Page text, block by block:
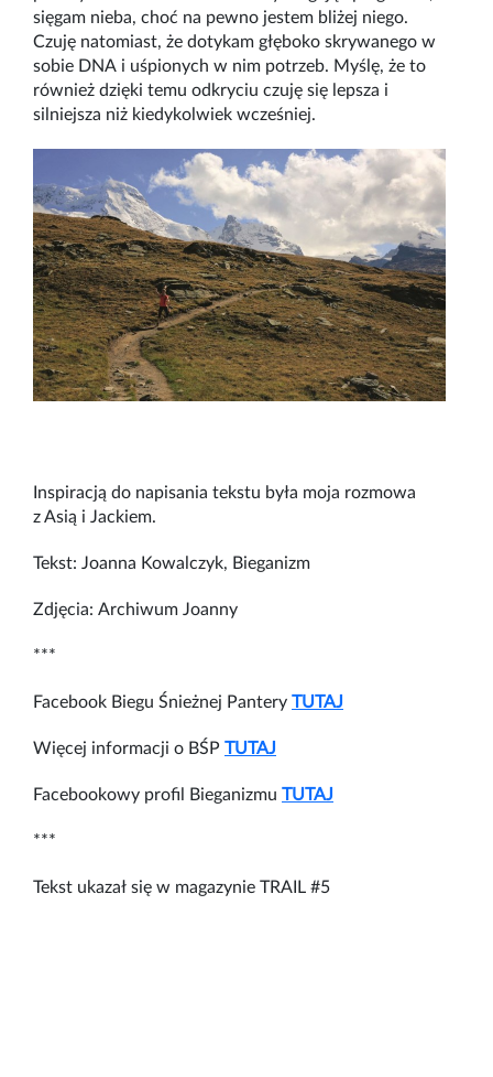
sięgam nieba, choć na pewno jestem bliżej niego.
Czuję natomiast, że dotykam głęboko skrywanego w
sobie DNA i uśpionych w nim potrzeb. Myślę, że to
również dzięki temu odkryciu czuję się lepsza i
silniejsza niż kiedykolwiek wcześniej.
Inspiracją do napisania tekstu była moja rozmowa
z Asią i Jackiem.
Tekst: Joanna Kowalczyk, Bieganizm
Zdjęcia: Archiwum Joanny
***
Facebook Biegu Śnieżnej Pantery TUTAJ
Więcej informacji o BŚP TUTAJ
Facebookowy profil Bieganizmu TUTAJ
***
Tekst ukazał się w magazynie TRAIL #5